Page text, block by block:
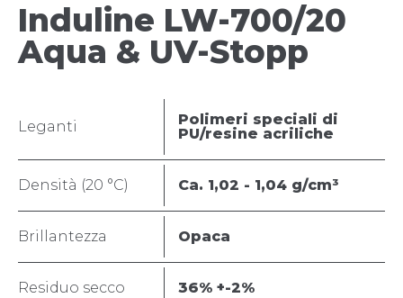
Induline LW-700/20
Aqua & UV-Stopp
Leganti
Polimeri speciali di
PU/resine acriliche
Densità (20 °C) Ca. 1,02 - 1,04 g/cm³
Brillantezza Opaca
Residuo secco 36% +-2%